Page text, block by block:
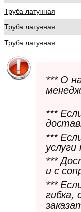
Труба латунная
Труба латунная
Труба латунная
*** О
***
***
***
и с
***
гибка,